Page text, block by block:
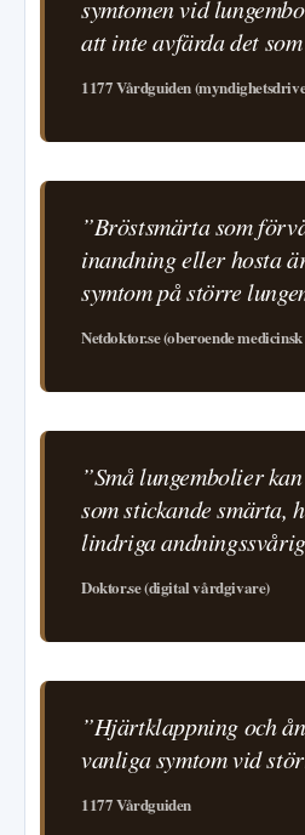
symtomen vid
att inte avfärda det
1177 Vårdguiden
”Bröstsmärta som
inandning eller hosta
symtom på större
Netdoktor.se (oberoende
”Små lungembolier
som stickande smärta,
lindriga
Doktor.se (digital vårdgivare)
”Hjärtklappning och
vanliga symtom vid
1177 Vårdguiden